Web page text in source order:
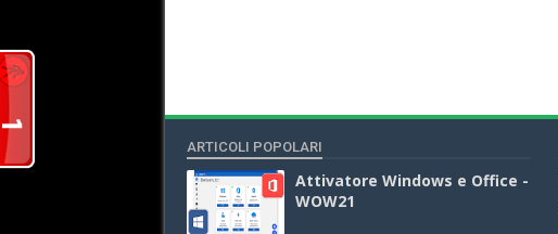
ARTICOLI POPOLARI
Attivatore Windows e Office -
WOW21